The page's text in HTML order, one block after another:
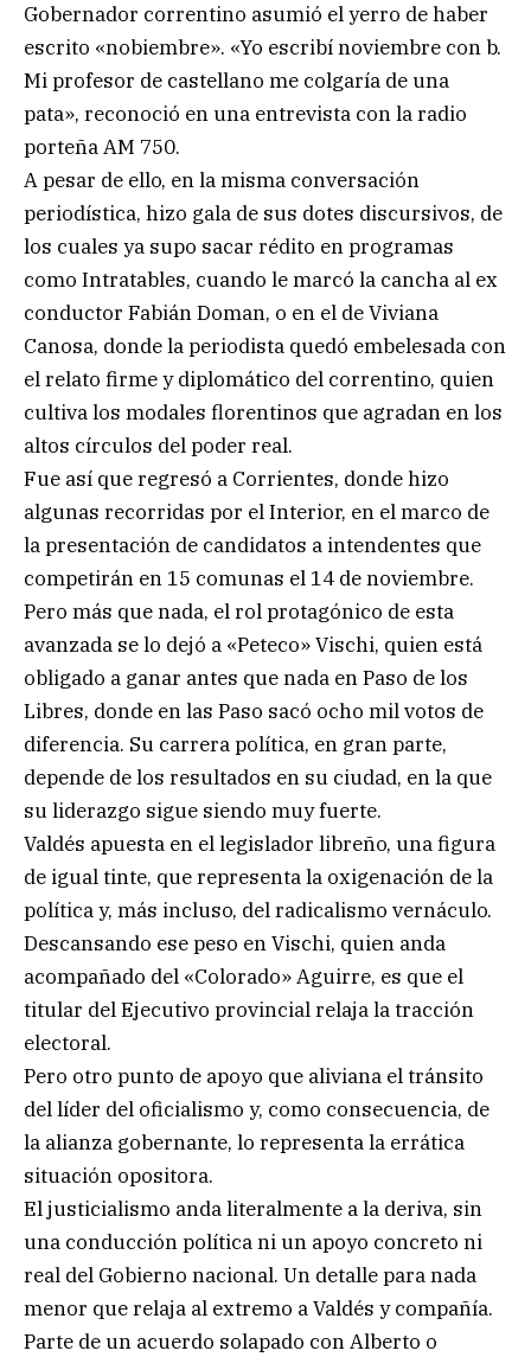
Gobernador correntino asumió el yerro de haber
escrito «nobiembre». «Yo escribí noviembre con b.
Mi profesor de castellano me colgaría de una
pata», reconoció en una entrevista con la radio
porteña AM 750.
A pesar de ello, en la misma conversación
periodística, hizo gala de sus dotes discursivos, de
los cuales ya supo sacar rédito en programas
como Intratables, cuando le marcó la cancha al ex
conductor Fabián Doman, o en el de Viviana
Canosa, donde la periodista quedó embelesada con
el relato firme y diplomático del correntino, quien
cultiva los modales florentinos que agradan en los
altos círculos del poder real.
Fue así que regresó a Corrientes, donde hizo
algunas recorridas por el Interior, en el marco de
la presentación de candidatos a intendentes que
competirán en 15 comunas el 14 de noviembre.
Pero más que nada, el rol protagónico de esta
avanzada se lo dejó a «Peteco» Vischi, quien está
obligado a ganar antes que nada en Paso de los
Libres, donde en las Paso sacó ocho mil votos de
diferencia. Su carrera política, en gran parte,
depende de los resultados en su ciudad, en la que
su liderazgo sigue siendo muy fuerte.
Valdés apuesta en el legislador libreño, una figura
de igual tinte, que representa la oxigenación de la
política y, más incluso, del radicalismo vernáculo.
Descansando ese peso en Vischi, quien anda
acompañado del «Colorado» Aguirre, es que el
titular del Ejecutivo provincial relaja la tracción
electoral.
Pero otro punto de apoyo que aliviana el tránsito
del líder del oficialismo y, como consecuencia, de
la alianza gobernante, lo representa la errática
situación opositora.
El justicialismo anda literalmente a la deriva, sin
una conducción política ni un apoyo concreto ni
real del Gobierno nacional. Un detalle para nada
menor que relaja al extremo a Valdés y compañía.
Parte de un acuerdo solapado con Alberto o